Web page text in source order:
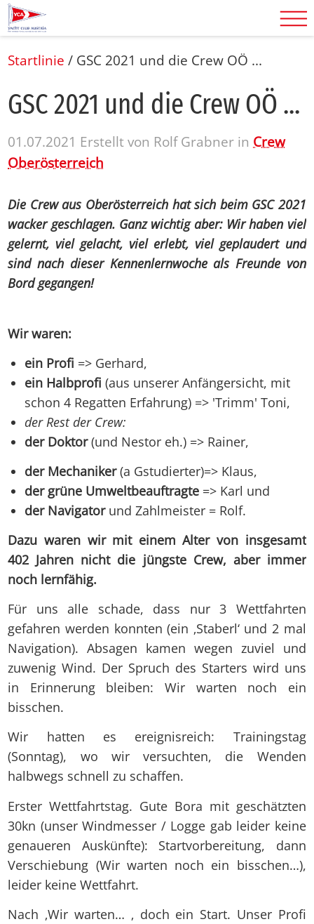
Startlinie / GSC 2021 und die Crew OÖ ...
GSC 2021 und die Crew OÖ ...
01.07.2021 Erstellt von Rolf Grabner in Crew
Oberösterreich
Die Crew aus Oberösterreich hat sich beim GSC 2021
wacker geschlagen. Ganz wichtig aber: Wir haben viel
gelernt, viel gelacht, viel erlebt, viel geplaudert und
sind nach dieser Kennenlernwoche als Freunde von
Bord gegangen!
Wir waren:
ein Profi => Gerhard,
ein Halbprofi (aus unserer Anfängersicht, mit
schon 4 Regatten Erfahrung) => 'Trimm' Toni,
der Rest der Crew:
der Doktor(und Nestor eh.) => Rainer,
der Mechaniker(a Gstudierter)=> Klaus,
der grüne Umweltbeauftragte => Karl und
der Navigatorund Zahlmeister = Rolf.
Dazu waren wir mit einem Alter von insgesamt
402 Jahren nicht die jüngste Crew, aber immer
noch lernfähig.
Für uns alle schade, dass nur 3 Wettfahrten
gefahren werden konnten (ein ‚Staberl‘ und 2 mal
Navigation). Absagen kamen wegen zuviel und
zuwenig Wind. Der Spruch des Starters wird uns
in Erinnerung bleiben: Wir warten noch ein
bisschen.
Wir hatten es ereignisreich: Trainingstag
(Sonntag), wo wir versuchten, die Wenden
halbwegs schnell zu schaffen.
Erster Wettfahrtstag. Gute Bora mit geschätzten
30kn (unser Windmesser / Logge gab leider keine
genaueren Auskünfte): Startvorbereitung, dann
Verschiebung (Wir warten noch ein bisschen…),
leider keine Wettfahrt.
Nach ‚Wir warten… ‚ doch ein Start. Unser Profi